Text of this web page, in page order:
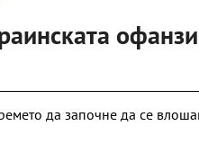
да започне да се